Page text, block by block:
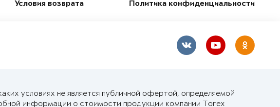
Условия возврата Политика конфиденциальности
условиях не является публичной офертой, определяемой
информации о стоимости продукции компании Torex